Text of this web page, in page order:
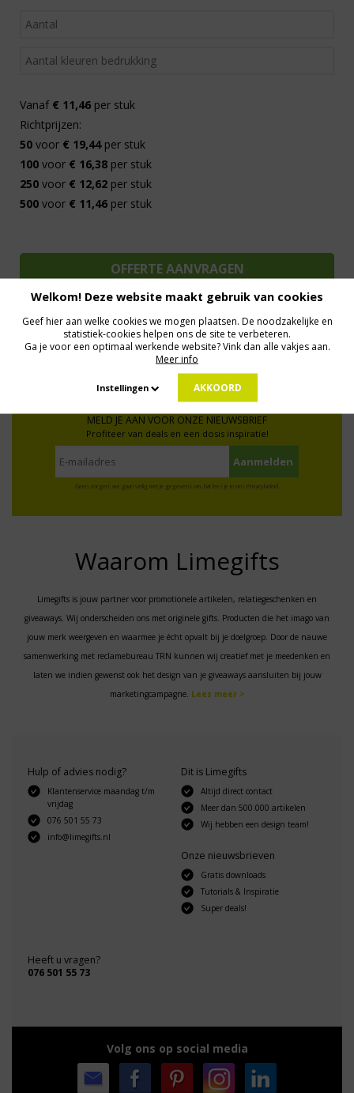
Vanaf € 11,46 per stuk
Richtprijzen:
50 voor € 19,44per stuk
100 voor € 16,38 per stuk
250 voor € 12,62 per stuk
500 voor € 11,46 per stuk
Al 15 jaar de meest orginele Giveaways Direct Contact
Op maat gemaakt
MELD JE AAN VOOR ONZE NIEUWSBRIEF
Profiteer van deals en een dosis inspiratie!
Geen zorgen: we gaan veilig met je gegevens om. Dat lees je in ons Privacybeleid.
Waarom Limegifts
Limegifts is jouw partner voor promotionele artikelen, relatiegeschenken en
giveaways. Wij onderscheiden ons met originele gifts. Producten die het imago van
jouw merk weergeven en waarmee je écht opvalt bij je doelgroep. Door de nauwe
samenwerking met reclamebureau TRN kunnen wij creatief met je meedenken en
laten we indien gewenst ook het design van je giveaways aansluiten bij jouw
marketingcampagne. Lees meer >
Hulp of advies nodig?
Klantenservice maandag t/m
vrijdag
076 501 55 73
info@limegifts.nl
Dit is Limegifts
Altijd direct contact
Meer dan 500.000 artikelen
Wij hebben een design team!
Onze nieuwsbrieven
Gratis downloads
Tutorials & Inspiratie
Super deals!
Heeft u vragen?
076 501 55 73
Volg ons op social media
Welkom! Deze website maakt gebruik van cookies
Geef hier aan welke cookies we mogen plaatsen. De noodzakelijke en
statistiek-cookies helpen ons de site te verbeteren.
Ga je voor een optimaal werkende website? Vink dan alle vakjes aan.
Meer info
Instellingen AKKOORD